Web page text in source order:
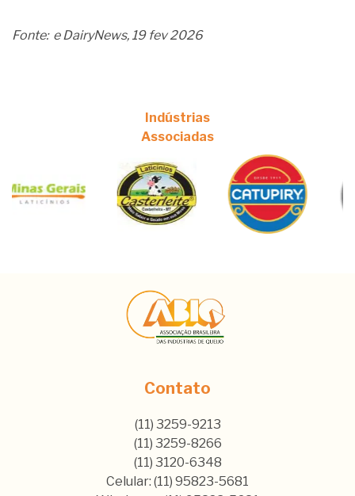
Fonte: e DairyNews, 19 fev 2026
Indústrias
Associadas
Contato
(11) 3259-9213
(11) 3259-8266
(11) 3120-6348
Celular: (11) 95823-5681